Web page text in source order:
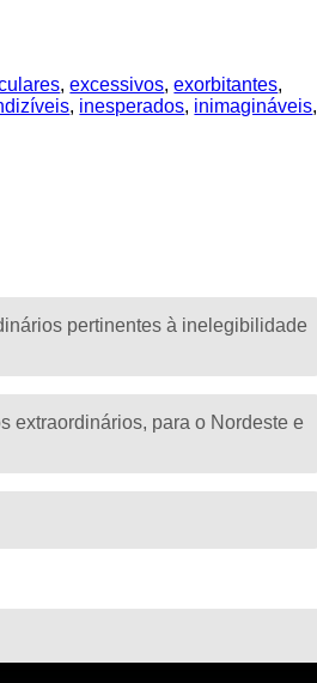
,excessivos,exorbitantes,
, inesperados, inimagináveis,
pertinentes à inelegibilidade
extraordinários, para o Nordeste e